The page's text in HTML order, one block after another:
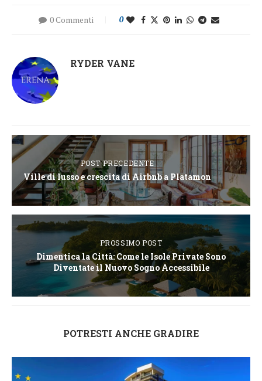
0 Commenti 0
RYDER VANE
POST PRECEDENTE
Ville di lusso e crescita di Airbnb a Platamon
PROSSIMO POST
Dimentica la Città: Come le Isole Private Sono
Diventate il Nuovo Sogno Accessibile
POTRESTI ANCHE GRADIRE